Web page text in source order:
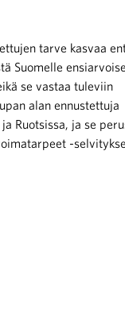
tarve kasvaa
Suomelle
se vastaa tuleviin
alan ennustettuja
Ruotsissa, ja se
-